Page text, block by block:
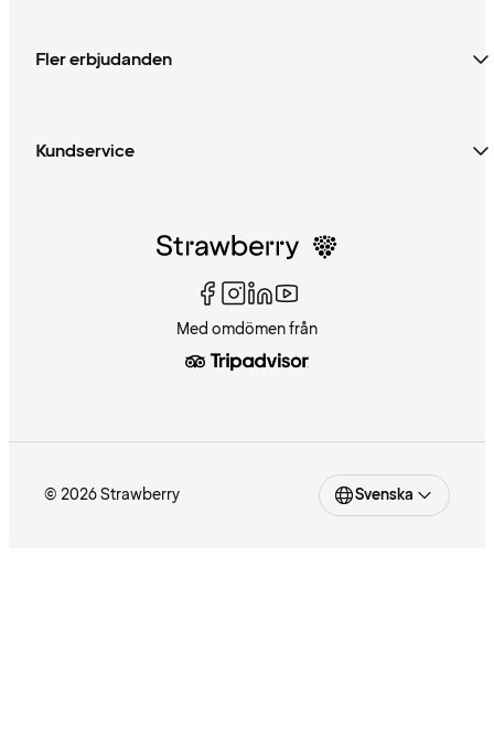
Fler erbjudanden
Kundservice
Med omdömen från
© 2026 Strawberry Svenska